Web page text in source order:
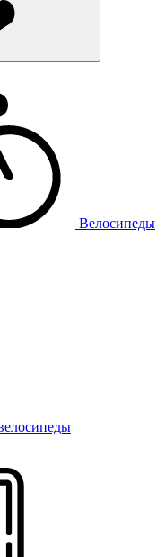
Велосипеды